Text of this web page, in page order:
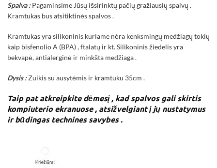
Spalva :Pagaminsime Jūsų išsirinktų pačių gražiausių spalvų .
Kramtukas bus atsitiktinės spalvos .
Kramtukas yra silikoninis kuriame nėra kenksmingų medžiagų tokių
kaip bisfenolio A (BPA) , ftalatų ir kt. Silikoninis žiedelis yra
bekvapė, antialerginė ir minkšta medžiaga .
Dysis :Zuikis su ausytėmis ir kramtuku 35cm .
Taip pat atkreipkite dėmesį , kad spalvos gali skirtis
kompiuterio ekranuose , atsižvelgiant į jų nustatymus
ir būdingas technines savybes .